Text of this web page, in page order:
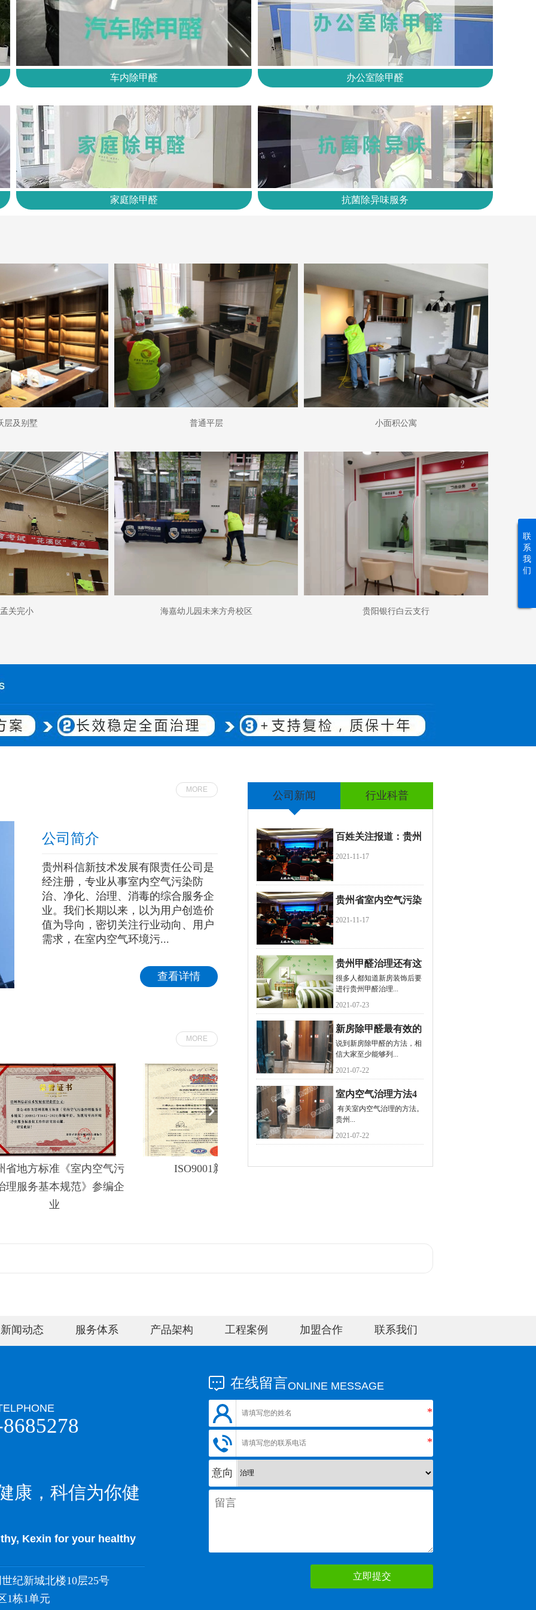
车内除甲醛 办公室除甲醛
家庭除甲醛 抗菌除异味服务
层及别墅 普通平层 小面积公寓
孟关完小 海嘉幼儿园未来方舟校区 贵阳银行白云支行
MORE
公司简介
贵州科信新技术发展有限责任公司是
经注册，专业从事室内空气污染防
治、净化、治理、消毒的综合服务企
业。我们长期以来，以为用户创造价
值为导向，密切关注行业动向、用户
需求，在室内空气环境污...
查看详情
MORE
ISO9001新证 登记证书
公司新闻 行业科普
百姓关注报道：贵州
省室内空气污染治理
2021-11-17
贵州省室内空气污染
治理服务地方标准出
2021-11-17
贵州甲醛治理还有这
些禁忌，你知道吗？
很多人都知道新房装饰后要
进行贵州甲醛治理...
2021-07-23
新房除甲醛最有效的
方法是什么？
说到新房除甲醛的方法，相
信大家至少能够列...
2021-07-22
室内空气治理方法4
个办法
有关室内空气治理的方法。
贵州...
2021-07-22
新闻动态 服务体系 产品架构 工程案例 加盟合作 联系我们
康，科信为你健
Kexin for your healthy
纪新城北楼10层25号
1栋1单元
在线留言ONLINE MESSAGE
*
*
意向
立即提交
联
系
我
们